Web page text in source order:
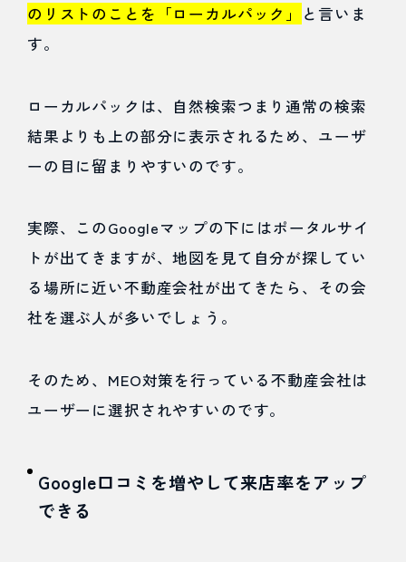
4.4
コツ
投稿・
最新状
態に保
つ
正確な営
業時間
投稿
のリストのことを「ローカルパック」
と言いま
す。
ローカルパックは、自然検索つまり通常の検索
結果よりも上の部分に表示されるため、ユーザ
ーの目に留まりやすいのです。
実際、このGoogleマップの下にはポータルサイ
トが出てきますが、地図を見て自分が探してい
る場所に近い不動産会社が出てきたら、その会
社を選ぶ人が多いでしょう。
そのため、MEO対策を行っている不動産会社は
ユーザーに選択されやすいのです。
Google口コミを増やして来店率をアップ
できる